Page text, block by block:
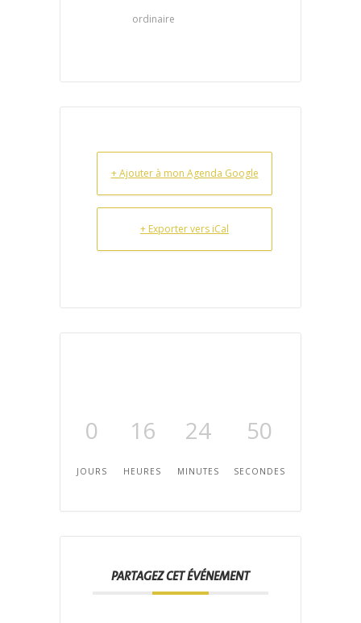
ordinaire
+ Ajouter à mon Agenda Google
+ Exporter vers iCal
0
JOURS
16
HEURES
24
MINUTES
50
SECONDES
PARTAGEZ CET ÉVÉNEMENT